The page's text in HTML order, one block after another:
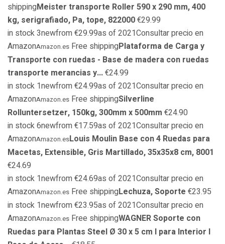
shippingMeister transporte Roller 590 x 290 mm, 400
kg, serigrafiado, Pa, tope, 822000€29.99
in stock 3newfrom €29.99as of 2021Consultar precio en
AmazonAmazon.es Free shippingPlataforma de Carga y
Transporte con ruedas - Base de madera con ruedas
transporte merancias y...€24.99
in stock 1newfrom €24.99as of 2021Consultar precio en
AmazonAmazon.es Free shippingSilverline
Rolluntersetzer, 150kg, 300mm x 500mm €24.90
in stock 6newfrom €17.59as of 2021Consultar precio en
AmazonAmazon.esLouis Moulin Base con 4 Ruedas para
Macetas, Extensible, Gris Martillado, 35x35x8 cm, 8001
€24.69
in stock 1newfrom €24.69as of 2021Consultar precio en
AmazonAmazon.es Free shippingLechuza, Soporte €23.95
in stock 1newfrom €23.95as of 2021Consultar precio en
AmazonAmazon.es Free shippingWAGNER Soporte con
Ruedas para Plantas Steel Ø 30 x 5 cm I para Interior I